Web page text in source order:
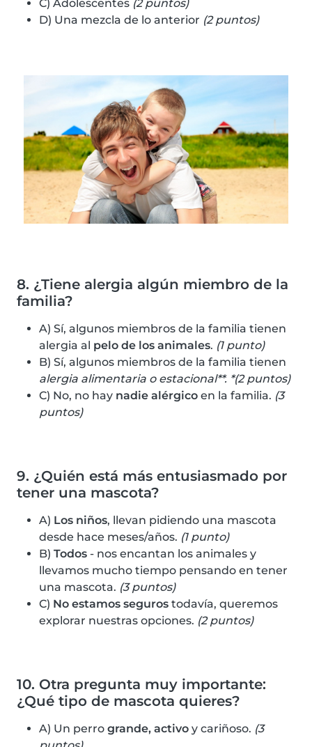
C) Adolescentes (2 puntos)
D) Una mezcla de lo anterior (2 puntos)
8. ¿Tiene alergia algún miembro de la
familia?
A) Sí, algunos miembros de la familia tienen
alergia al pelo de los animales. (1 punto)
B) Sí, algunos miembros de la familia tienen
alergia alimentaria o estacional**. *(2 puntos)
C) No, no hay nadie alérgico en la familia. (3
puntos)
9. ¿Quién está más entusiasmado por
tener una mascota?
A) Los niños, llevan pidiendo una mascota
desde hace meses/años. (1 punto)
B) Todos - nos encantan los animales y
llevamos mucho tiempo pensando en tener
una mascota. (3 puntos)
C) No estamos seguros todavía, queremos
explorar nuestras opciones. (2 puntos)
10. Otra pregunta muy importante:
¿Qué tipo de mascota quieres?
A) Un perro grande, activo y cariñoso. (3